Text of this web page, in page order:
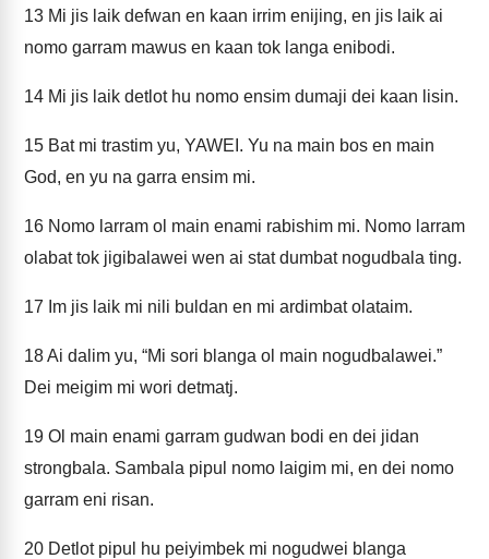
13 Mi jis laik defwan en kaan irrim enijing, en jis laik ai
nomo garram mawus en kaan tok langa enibodi.
14 Mi jis laik detlot hu nomo ensim dumaji dei kaan lisin.
15 Bat mi trastim yu, YAWEI. Yu na main bos en main
God, en yu na garra ensim mi.
16 Nomo larram ol main enami rabishim mi. Nomo larram
olabat tok jigibalawei wen ai stat dumbat nogudbala ting.
17 Im jis laik mi nili buldan en mi ardimbat olataim.
18Ai dalim yu, “Mi sori blanga ol main nogudbalawei.”
Dei meigim mi wori detmatj.
19 Ol main enami garram gudwan bodi en dei jidan
strongbala. Sambala pipul nomo laigim mi, en dei nomo
garram eni risan.
20 Detlot pipul hu peiyimbek mi nogudwei blanga